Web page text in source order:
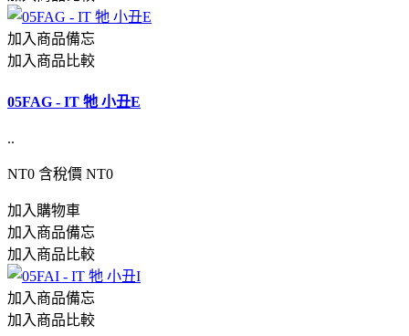
加入商品備忘
加入商品比較
05FAG - IT 牠 小丑E
..
NT0 含稅價 NT0
加入購物車
加入商品備忘
加入商品比較
加入商品備忘
加入商品比較